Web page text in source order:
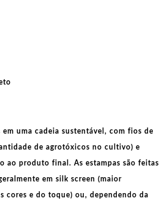
uma cadeia sustentável, com fios de
de agrotóxicos no cultivo) e
ao produto final. As estampas são feitas
em silk screen (maior
cores e do toque) ou, dependendo da